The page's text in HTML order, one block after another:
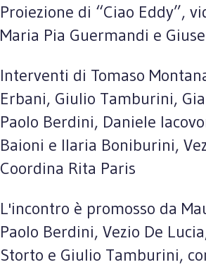
Proiezione di “Ciao Eddy”,
Maria Pia Guermandi e
Interventi di Tomaso
Erbani, Giulio Tamburini,
Paolo Berdini, Daniele
Baioni e Ilaria Boniburini,
Coordina Rita Paris
L'incontro è promosso da
Paolo Berdini, Vezio De
Storto e Giulio Tamburini,